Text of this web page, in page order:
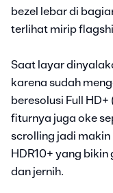
bezel lebar di
terlihat mirip
Saat layar
karena sudah
beresolusi Full
fiturnya juga oke
scrolling jadi makin
HDR10+ yang
dan jernih.